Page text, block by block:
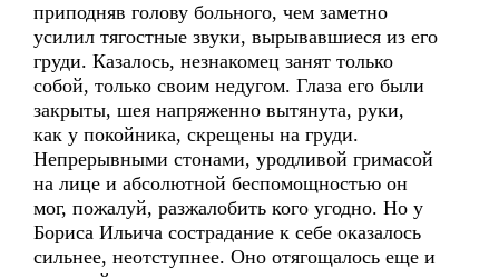
приподняв голову больного, чем заметно
усилил тягостные звуки, вырывавшиеся из его
груди. Казалось, незнакомец занят только
собой, только своим недугом. Глаза его были
закрыты, шея напряженно вытянута, руки,
как у покойника, скрещены на груди.
Непрерывными стонами, уродливой гримасой
на лице и абсолютной беспомощностью он
мог, пожалуй, разжалобить кого угодно. Но у
Бориса Ильича сострадание к себе оказалось
сильнее, неотступнее. Оно отягощалось еще и